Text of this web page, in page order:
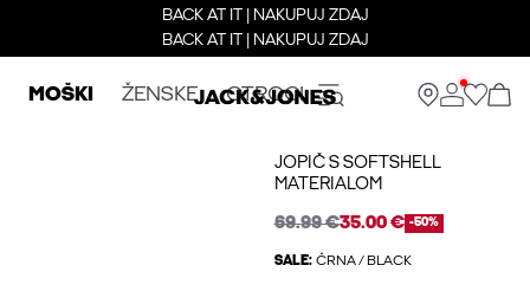
BACK AT IT | NAKUPUJ ZDAJ
BACK AT IT | NAKUPUJ ZDAJ
MOŠKI ŽENSKE OTROCI
JOPIČ S SOFTSHELL
MATERIALOM
69.99 €35.00 € -50%
SALE: ČRNA / BLACK